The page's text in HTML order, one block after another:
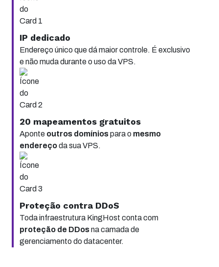
IP dedicado
Endereço único que dá maior controle. É exclusivo
e não muda durante o uso da VPS.
20 mapeamentos gratuitos
Aponte outros domíniospara o mesmo
endereçoda sua VPS.
Proteção contra DDoS
Toda infraestrutura KingHost conta com
proteção de DDosna camada de
gerenciamento do datacenter.